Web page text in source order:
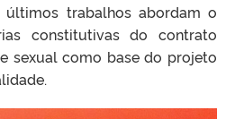
últimos trabalhos abordam o
constitutivas do contrato
sexual como base do projeto